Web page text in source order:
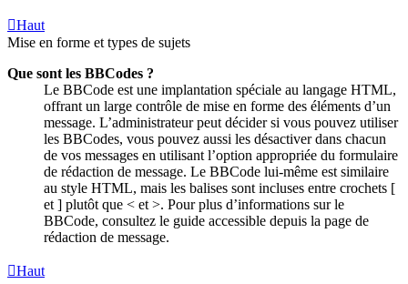
Haut
Mise en forme et types de sujets
Que sont les BBCodes ?
Le BBCode est une implantation spéciale au langage HTML,
offrant un large contrôle de mise en forme des éléments d’un
message. L’administrateur peut décider si vous pouvez utiliser
les BBCodes, vous pouvez aussi les désactiver dans chacun
de vos messages en utilisant l’option appropriée du formulaire
de rédaction de message. Le BBCode lui-même est similaire
au style HTML, mais les balises sont incluses entre crochets [
et ] plutôt que < et >. Pour plus d’informations sur le
BBCode, consultez le guide accessible depuis la page de
rédaction de message.
Haut